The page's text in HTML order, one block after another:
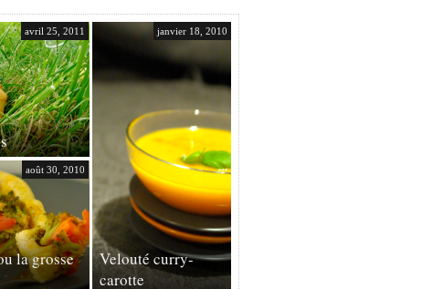
avril 25, 2011
août 30, 2010
la grosse
janvier 18, 2010
Velouté curry-
carotte